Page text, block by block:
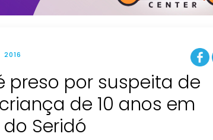
2016
preso por suspeita de
de 10 anos em
Seridó